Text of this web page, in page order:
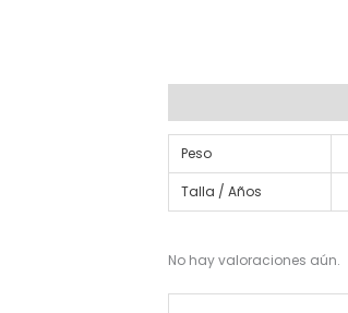
Peso
Talla / Años
No hay valoraciones aún.